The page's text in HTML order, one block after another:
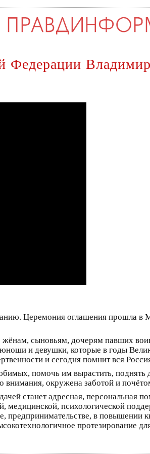
Федерации
Церемония оглашения прошла в
сыновьям, дочерям павших
и девушки, которые в годы
и сегодня помнит вся
помочь им вырастить, поднять
окружена заботой и
станет адресная,
медицинской, психологической
предпринимательстве, в
протезирование